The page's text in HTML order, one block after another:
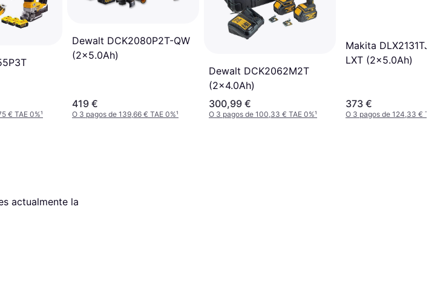
€ TAE 0%¹
Dewalt DCK2080P2T-QW
(2x5.0Ah)
419 €
O 3 pagos de 139,66 € TAE 0%¹
Dewalt DCK2062M2T
(2x4.0Ah)
300,99 €
O 3 pagos de 100,33 € TAE 0%¹
Makita DLX2131TJ
LXT (2x5.0Ah)
373 €
O 3 pagos de 124,33 € TAE
actualmente la